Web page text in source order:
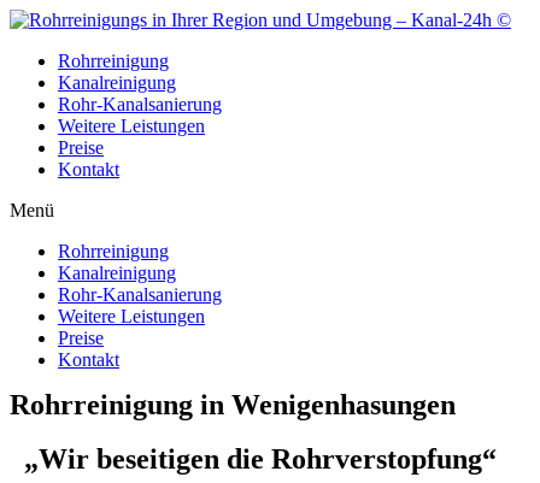
Zum
wechselnRohrreinigung
Kanalreinigung
Rohr-Kanalsanierung
Weitere Leistungen
Preise
Kontakt
Menü
Rohrreinigung
Kanalreinigung
Rohr-Kanalsanierung
Weitere Leistungen
Preise
Kontakt
Rohrreinigung in Wenigenhasungen
„Wir beseitigen die Rohrverstopfung“